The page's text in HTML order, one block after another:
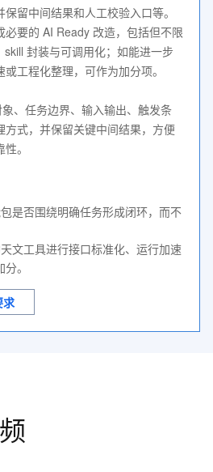
留中间结果和人工校验入口等。
必要的 AI Ready 改造，包括但不限
封装与可调用化；如能进一步
工程化整理，可作为加分项。
、任务边界、输入输出、触发条
方式，并保留关键中间结果，方便
。
是否围绕明确任务形成闭环，而不
文工具进行接口标准化、运行加速
。
求